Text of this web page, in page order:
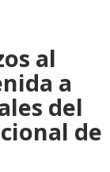
al
a
del
de